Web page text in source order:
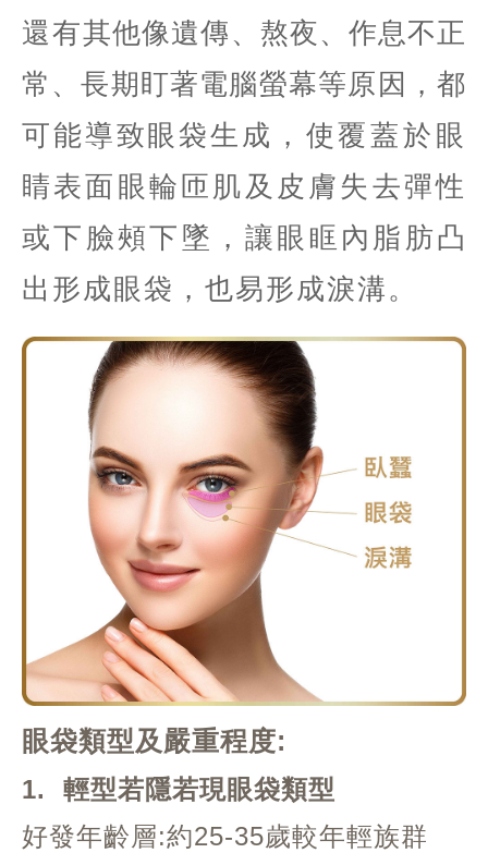
還有其他像遺傳、熬夜、作息不正
常、長期盯著電腦螢幕等原因，都
可能導致眼袋生成 ，使覆蓋於眼
睛表面眼輪匝肌及皮膚失去彈性
或下臉頰下墜，讓眼眶內脂肪凸
出形成眼袋，也易形成淚溝。
眼袋類型及嚴重程度:
1. 輕型若隱若現眼袋類型
好發年齡層:約25-35歲較年輕族群